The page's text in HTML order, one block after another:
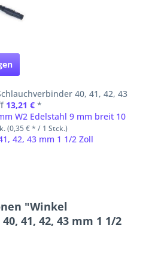
40, 41, 42, 43
13,21 € *
W2 Edelstahl 9 mm breit 10
(0,35 € * / 1 Stck.)
42, 43 mm 1 1/2 Zoll
"Winkel
41, 42, 43 mm 1 1/2